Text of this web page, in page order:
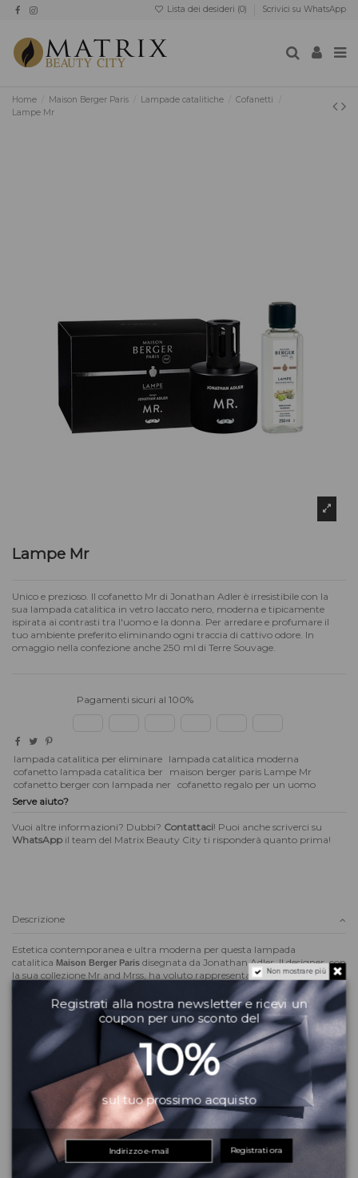
Lista dei desideri (0) Scrivici su WhatsApp
Home Maison Berger Paris Lampade catalitiche
Cofanetti
Lampe Mr
Lampe Mr
Unico e prezioso. Il cofanetto Mr di Jonathan Adler è irresistibile con la
sua lampada catalitica in vetro laccato nero, moderna e tipicamente
ispirata ai contrasti tra l'uomo e la donna. Per arredare e profumare il
tuo ambiente preferito eliminando ogni traccia di cattivo odore. In
omaggio nella confezione anche 250 ml di Terre Souvage.
Pagamenti sicuri al 100%
lampada catalitica per eliminare lampada catalitica moderna
cofanetto lampada catalitica ber
maison berger paris Lampe Mr
cofanetto berger con lampada ner
cofanetto regalo per un uomo
Serve aiuto?
Vuoi altre informazioni? Dubbi? Contattaci! Puoi anche scriverci su
WhatsAppil team del Matrix Beauty City ti risponderà quanto prima!
Descrizione
Estetica contemporanea e ultra moderna per questa lampada
catalitica Maison Berger Paris disegnata da Jonathan Adler. Il designer, con
la sua collezione Mr and Mrss, ha voluto rappresentare la forte
contrapposizione tra l'uomo e la donna: baffi vs labbra; nero vs bianco. A
corredo, nel cofanetto, una profumazione maschile, legnosa e orientale:
Terre Sauvage: foglie di pomodoro di uniscono al profumo di limone e dei
legni di betulla bianchi.
Coprifiamma in metallo leggero nero con finitura opaca.
Materiale: vetro laccato
Colore: nero
Dimensione: altezza 12 cm; diametro 8 cm
Capienza: 220 ml
Profumazione Terre Sauvage.
Note di testa: limone verde, pompelmo e note pulite
Non mostrare più
Registrati alla nostra newsletter e ricevi un
coupon per uno sconto del
10%
sul tuo prossimo acquisto
Registrati ora